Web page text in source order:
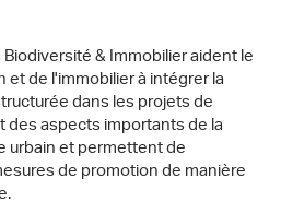
& Immobilier aident le
de l'immobilier à intégrer la
dans les projets de
aspects importants de la
urbain et permettent de
de promotion de manière